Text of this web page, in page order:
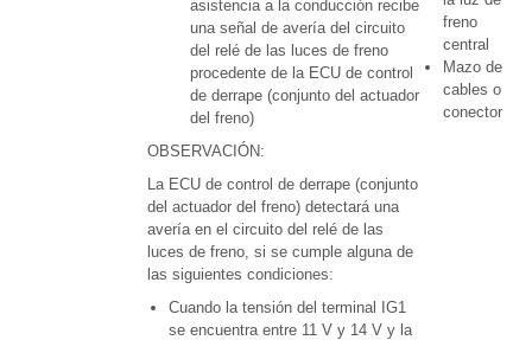
asistencia a la conducción recibe
una señal de avería del circuito
del relé de las luces de freno
procedente de la ECU de control
de derrape (conjunto del actuador
del freno)
OBSERVACIÓN:
La ECU de control de derrape (conjunto
del actuador del freno) detectará una
avería en el circuito del relé de las
luces de freno, si se cumple alguna de
las siguientes condiciones:
Cuando la tensión del terminal IG1
se encuentra entre 11 V y 14 V y la
freno
central
Mazo de
cables o
conector